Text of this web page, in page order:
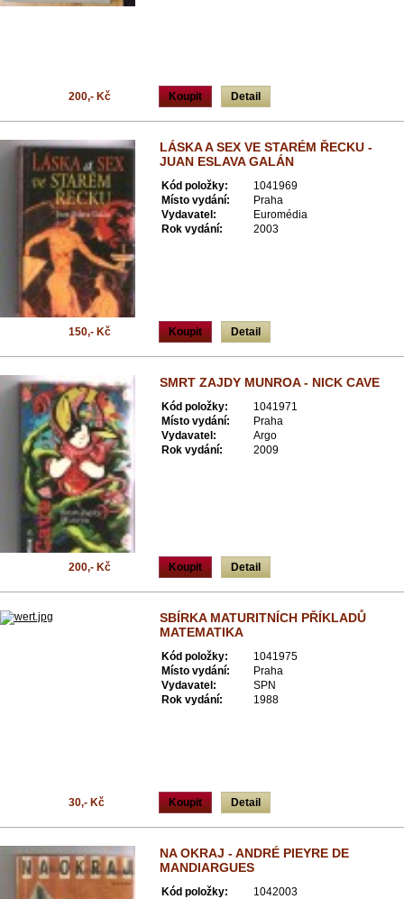
Koupit Detail
200,- Kč
LÁSKA A SEX VE STARÉM ŘECKU -
JUAN ESLAVA GALÁN
Kód položky:
1041969
Místo vydání:
Praha
Vydavatel:
Euromédia
Rok vydání:
2003
Koupit Detail
150,- Kč
SMRT ZAJDY MUNROA - NICK CAVE
Kód položky:
1041971
Místo vydání:
Praha
Vydavatel:
Argo
Rok vydání:
2009
Koupit Detail
200,- Kč
SBÍRKA MATURITNÍCH PŘÍKLADŮ
MATEMATIKA
Kód položky:
1041975
Místo vydání:
Praha
Vydavatel:
SPN
Rok vydání:
1988
Koupit Detail
30,- Kč
NA OKRAJ - ANDRÉ PIEYRE DE
MANDIARGUES
Kód položky:
1042003